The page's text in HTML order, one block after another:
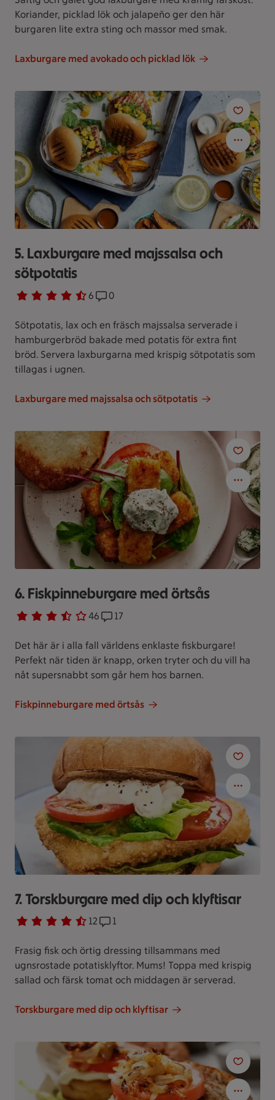
Koriander, picklad lök och jalapeño ger den här
burgaren lite extra sting och massor med smak.
Laxburgare med avokado och picklad lök
5. Laxburgare med majssalsa och
sötpotatis
Betyg 4.2 av 5. 6
6 personer har röstatReceptet har 0 kommentarer
0
Sötpotatis, lax och en fräsch majssalsa serverade i
hamburgerbröd bakade med potatis för extra fint
bröd. Servera laxburgarna med krispig sötpotatis som
tillagas i ugnen.
Laxburgare med majssalsa och sötpotatis
6. Fiskpinneburgare med örtsås
Betyg 3.6 av 5. 46
46 personer har röstatReceptet har 17 kommentarer
17
Det här är i alla fall världens enklaste fiskburgare!
Perfekt när tiden är knapp, orken tryter och du vill ha
nåt supersnabbt som går hem hos barnen.
Fiskpinneburgare med örtsås
7. Torskburgare med dip och klyftisar
Betyg 4.1 av 5. 12
12 personer har röstatReceptet har 1 kommentarer
1
Frasig fisk och örtig dressing tillsammans med
ugnsrostade potatisklyftor. Mums! Toppa med krispig
sallad och färsk tomat och middagen är serverad.
Torskburgare med dip och klyftisar